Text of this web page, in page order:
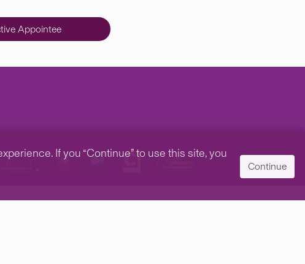
Appointee
If you “Continue” to use this site, you
Continue